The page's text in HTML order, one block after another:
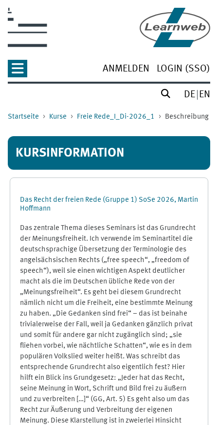
ANMELDEN LOGIN (SSO)
DE EN
Startseite Kurse Freie Rede_I_Di-2026_1 Beschreibung
KURSINFORMATION
Das Recht der freien Rede (Gruppe 1) SoSe 2026, Martin
Hoffmann
Das zentrale Thema dieses Seminars ist das Grundrecht
der Meinungsfreiheit. Ich verwende im Seminartitel die
deutschsprachige Übersetzung der Terminologie des
angelsächsischen Rechts („free speech“, „freedom of
speech“), weil sie einen wichtigen Aspekt deutlicher
macht als die im Deutschen übliche Rede von der
„Meinungsfreiheit“. Es geht bei diesem Grundrecht
nämlich nicht um die Freiheit, eine bestimmte Meinung
zu haben. „Die Gedanken sind frei“ – das ist beinahe
trivialerweise der Fall, weil ja Gedanken gänzlich privat
und somit für andere gar nicht zugänglich sind; „sie
fliehen vorbei, wie nächtliche Schatten“, wie es in dem
populären Volkslied weiter heißt. Was schreibt das
entsprechende Grundrecht also eigentlich fest? Hier
hilft ein Blick ins Grundgesetz: „Jeder hat das Recht,
seine Meinung in Wort, Schrift und Bild frei zu äußern
und zu verbreiten […]“ (GG, Art. 5) Es geht also um das
Recht zur Äußerung und Verbreitung der eigenen
Meinung. Diese Klarstellung ist in zweierlei Hinsicht